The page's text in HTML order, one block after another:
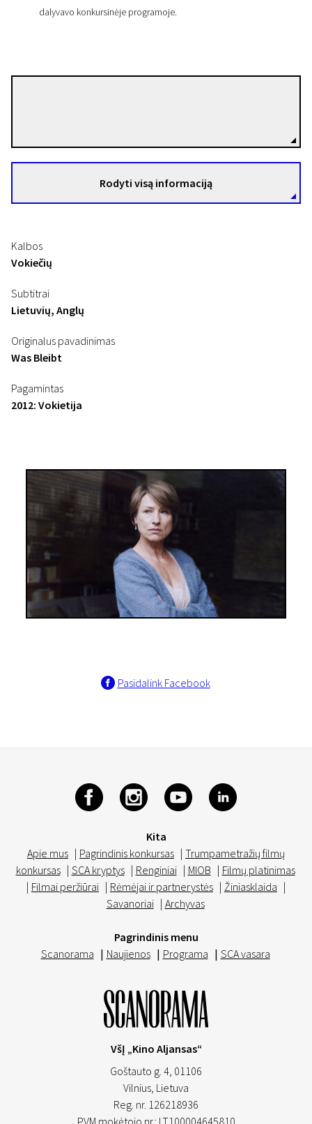
dalyvavo konkursinėje programoje.
Rodyti visą informaciją
Kalbos
Vokiečių
Subtitrai
Lietuvių, Anglų
Originalus pavadinimas
Was Bleibt
Pagamintas
2012: Vokietija
Pasidalink Facebook
Kita
Apie mus | Pagrindinis konkursas | Trumpametražių filmų
konkursas | SCA kryptys | Renginiai | MIOB | Filmų platinimas
| Filmai peržiūrai | Rėmėjai ir partnerystės | Žiniasklaida |
Savanoriai | Archyvas
Pagrindinis menu
Scanorama | Naujienos | Programa | SCA vasara
VšĮ „Kino Aljansas“
Goštauto g. 4, 01106
Vilnius, Lietuva
Reg. nr. 126218936
PVM mokėtojo nr.: LT100004645810